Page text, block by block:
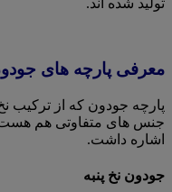
تولید شده اند.
معرفی پارچه های
پارچه جودون که از ترکیب
جنس های متفاوتی هم هست.
اشاره داشت.
جودون نخ پنبه